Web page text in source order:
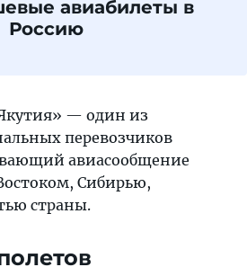
авиабилеты в
Россию
— один из
перевозчиков
авиасообщение
Сибирью,
страны.